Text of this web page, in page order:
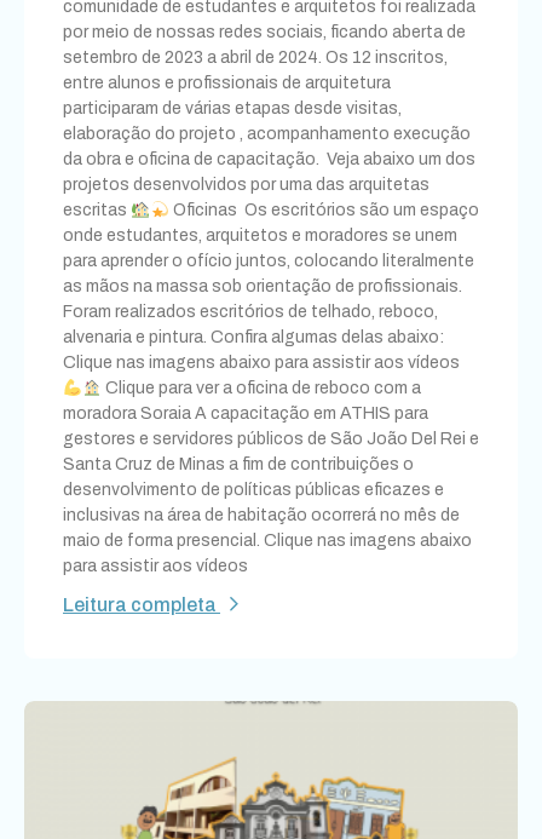
comunidade de estudantes e arquitetos foi realizada
por meio de nossas redes sociais, ficando aberta de
setembro de 2023 a abril de 2024. Os 12 inscritos,
entre alunos e profissionais de arquitetura
participaram de várias etapas desde visitas,
elaboração do projeto , acompanhamento execução
da obra e oficina de capacitação. Veja abaixo um dos
projetos desenvolvidos por uma das arquitetas
escritas
Oficinas Os escritórios são um espaço
onde estudantes, arquitetos e moradores se unem
para aprender o ofício juntos, colocando literalmente
as mãos na massa sob orientação de profissionais.
Foram realizados escritórios de telhado, reboco,
alvenaria e pintura. Confira algumas delas abaixo:
Clique nas imagens abaixo para assistir aos vídeos
Clique para ver a oficina de reboco com a
moradora Soraia A capacitação em ATHIS para
gestores e servidores públicos de São João Del Rei e
Santa Cruz de Minas a fim de contribuições o
desenvolvimento de políticas públicas eficazes e
inclusivas na área de habitação ocorrerá no mês de
maio de forma presencial. Clique nas imagens abaixo
para assistir aos vídeos
Leitura completa